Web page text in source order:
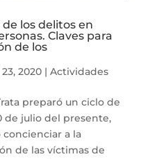
los delitos en
Claves para
de los
2020| Actividades
preparó un ciclo de
de julio del presente,
a la
de las víctimas de